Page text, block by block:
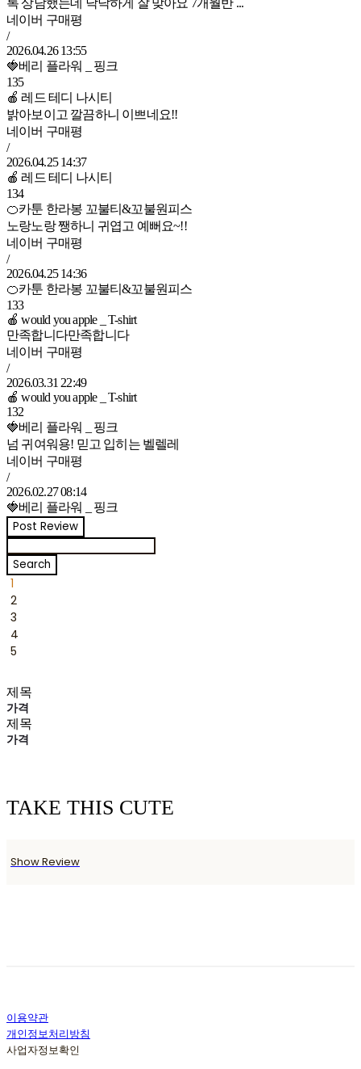
네이버 구매평
/
2026.04.26 13:55
🍓베리 플라워 _ 핑크
135
🍎 레드 테디 나시티
밝아보이고 깔끔하니 이쁘네요!!
네이버 구매평
/
2026.04.25 14:37
🍎 레드 테디 나시티
134
🍊카툰 한라봉 꼬불티&꼬불원피스
노랑노랑 쨍하니 귀엽고 예뻐요~!!
네이버 구매평
/
2026.04.25 14:36
🍊카툰 한라봉 꼬불티&꼬불원피스
133
🍎 would you apple _ T-shirt
만족합니다만족합니다
네이버 구매평
/
2026.03.31 22:49
🍎 would you apple _ T-shirt
132
🍓베리 플라워 _ 핑크
넘 귀여워용! 믿고 입히는 벨렐레
네이버 구매평
/
2026.02.27 08:14
🍓베리 플라워 _ 핑크
Post Review
Search
1
2
3
4
5
제목
가격
제목
가격
TAKE THIS CUTE
Show Review
이용약관
개인정보처리방침
사업자정보확인